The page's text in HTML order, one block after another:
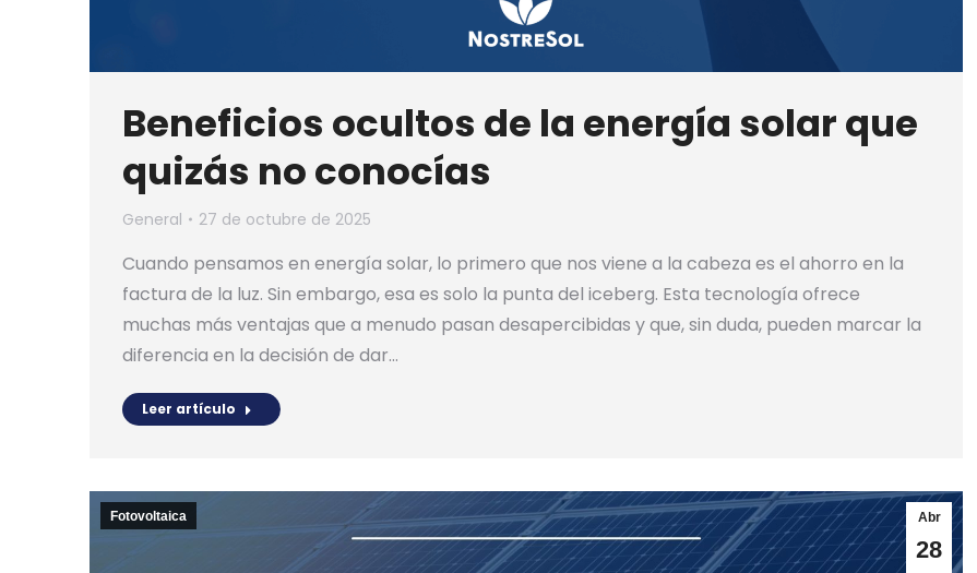
Beneficios ocultos de la energía solar que
quizás no conocías
General 27 de octubre de 2025
Cuando pensamos en energía solar, lo primero que nos viene a la cabeza es el ahorro en la
factura de la luz. Sin embargo, esa es solo la punta del iceberg. Esta tecnología ofrece
muchas más ventajas que a menudo pasan desapercibidas y que, sin duda, pueden marcar la
diferencia en la decisión de dar…
Leer artículo
Abr
28
Fotovoltaica